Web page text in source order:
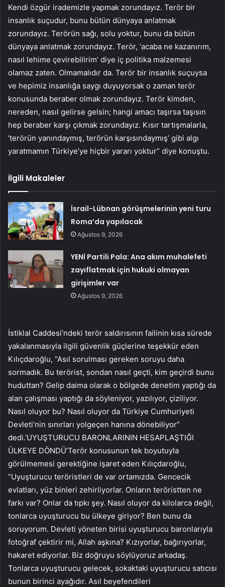
Kendi özgür irademizle yapmak zorundayız. Terör bir
insanlık suçudur, bunu bütün dünyaya anlatmak
zorundayız. Terörün sağı, solu yoktur, bunu da bütün
dünyaya anlatmak zorundayız. Terör, ‘acaba ne kazanırım,
nasıl lehime çevirebilirim’ diye iç politika malzemesi
olamaz zaten. Olmamalıdır da. Terör bir insanlık suçuysa
ve hepimiz insanlığa saygı duyuyorsak o zaman terör
konusunda beraber olmak zorundayız. Terör kimden,
nereden, nasıl gelirse gelsin; hangi amacı taşırsa taşısın
hep beraber karşı çıkmak zorundayız. Kısır tartışmalarla,
‘terörün yanındaymış, terörün karşısındaymış’ gibi algı
yaratmamın Türkiye’ye hiçbir yararı yoktur” diye konuştu.
İlgili Makaleler
İsrail-Lübnan görüşmelerinin yeni turu
Roma’da yapılacak
Ağustos 9, 2026
YENİ Partili Pala: Ana akım muhalefeti
zayıflatmak için hukuki olmayan
girişimler var
Ağustos 9, 2026
İstiklal Caddesi’ndeki terör saldırısının failinin kısa sürede
yakalanmasıyla ilgili güvenlik güçlerine teşekkür eden
Kılıçdaroğlu, “Asıl sorulması gereken soruyu daha
sormadık. Bu terörist, sondan nasıl geçti, kim geçirdi bunu
huduttan? Gelip daima olarak o bölgede denetim yaptığı da
alan çalışması yaptığı da söyleniyor, yazılıyor, çiziliyor.
Nasıl oluyor bu? Nasıl oluyor da Türkiye Cumhuriyeti
Devleti’nin sınırları yolgeçen hanına dönebiliyor”
dedi.’UYUŞTURUCU BARONLARININ HESAPLAŞTIĞI
ÜLKEYE DÖNDÜ’Terör konusunun tek boyutuyla
görülmemesi gerektiğine işaret eden Kılıçdaroğlu,
“Uyuşturucu teröristleri de var ortamızda. Gencecik
evlatları, yüz binleri zehirliyorlar. Onların teröristten ne
farkı var? Onlar da tıpkı şey. Nasıl oluyor da kilolarca değil,
tonlarca uyuşturucu bu ülkeye giriyor? Ben bunu da
soruyorum. Devleti yöneten birisi uyuşturucu baronlarıyla
fotoğraf çektirir mi, Allah aşkına? Kızıyorlar, bağırıyorlar,
hakaret ediyorlar. Biz doğruyu söylüyoruz arkadaş.
Tonlarca uyuşturucu gelecek, sokaktaki uyuşturucu satıcısı
bunun birinci ayağıdır. Asıl beyefendileri